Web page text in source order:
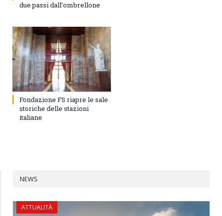
due passi dall’ombrellone
Fondazione FS riapre le sale
storiche delle stazioni
italiane
NEWS
ATTUALITÀ